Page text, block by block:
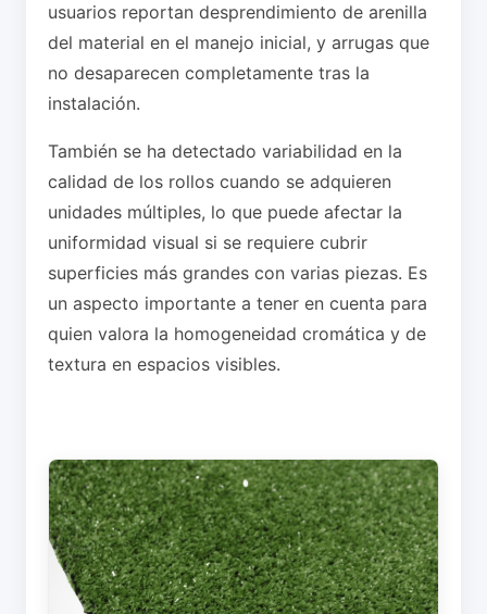
usuarios reportan desprendimiento de arenilla
del material en el manejo inicial, y arrugas que
no desaparecen completamente tras la
instalación.
También se ha detectado variabilidad en la
calidad de los rollos cuando se adquieren
unidades múltiples, lo que puede afectar la
uniformidad visual si se requiere cubrir
superficies más grandes con varias piezas. Es
un aspecto importante a tener en cuenta para
quien valora la homogeneidad cromática y de
textura en espacios visibles.